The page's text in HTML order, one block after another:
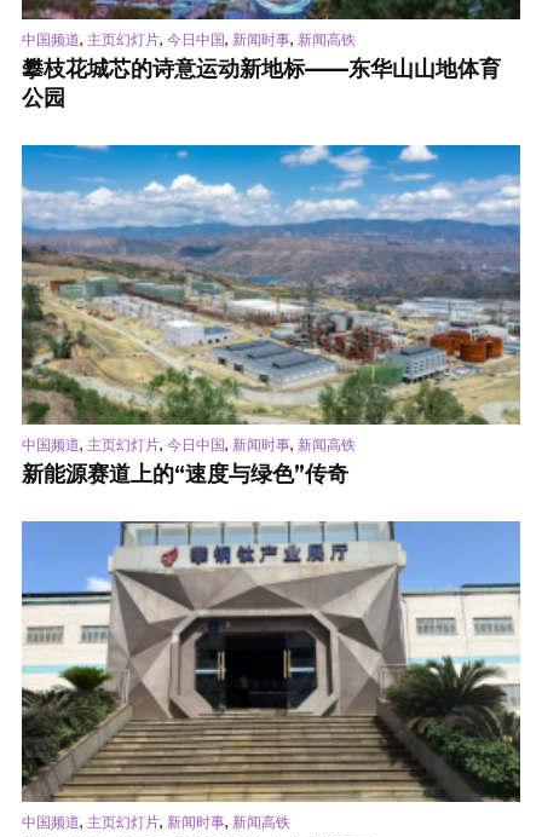
中国频道, 主页幻灯片, 今日中国, 新闻时事, 新闻高铁
攀枝花城芯的诗意运动新地标——东华山山地体育
公园
中国频道, 主页幻灯片, 今日中国, 新闻时事, 新闻高铁
新能源赛道上的“速度与绿色”传奇
中国频道, 主页幻灯片, 新闻时事, 新闻高铁